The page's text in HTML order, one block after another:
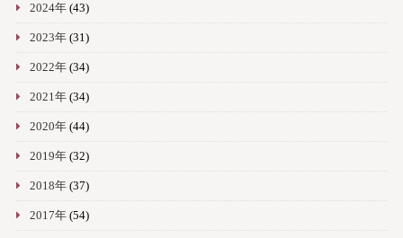
2024年(43)
2023年(31)
2022年(34)
2021年(34)
2020年(44)
2019年(32)
2018年(37)
2017年(54)